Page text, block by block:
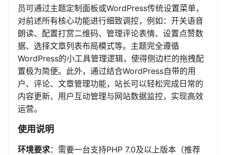
员可通过主题定制面板或WordPress传统设置菜单，
对前述所有核心功能进行细致调控，例如：开关语音
朗读、配置打赏二维码、管理评论表情、设置点赞数
据、选择文章列表布局模式等。主题完全遵循
WordPress的小工具管理逻辑，使得侧边栏的拖拽配
置极为简便。此外，通过结合WordPress自带的用
户、评论、文章管理功能，站长可以轻松完成日常的
内容更新、用户互动管理与网站数据监控，实现高效
运营。
使用说明
环境要求：需要一台支持PHP 7.0及以上版本（推荐